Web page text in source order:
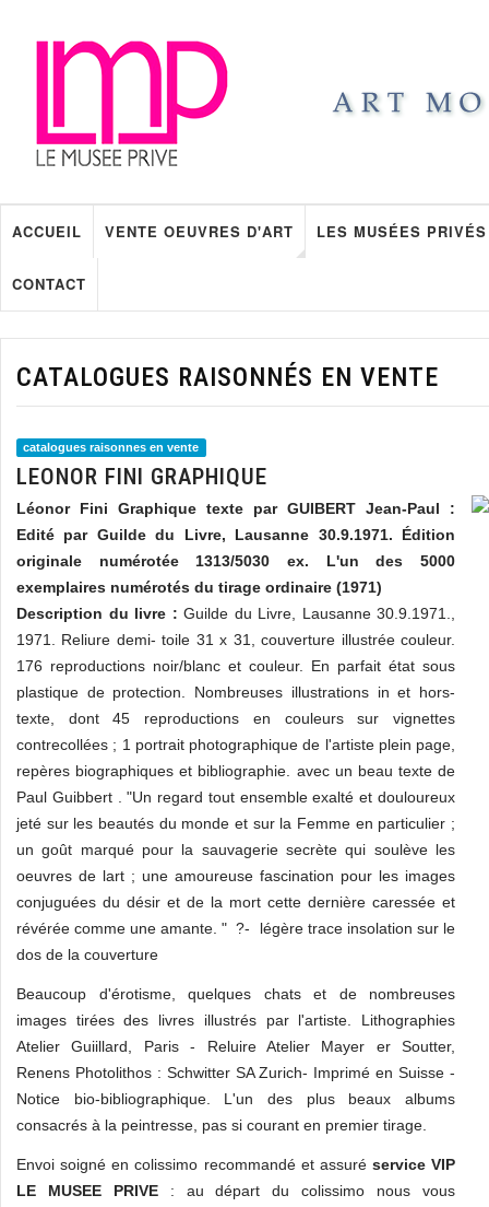
ACCUEIL VENTE OEUVRES D'ART LES MUSÉES PRIVÉS
CONTACT
CATALOGUES RAISONNÉS EN VENTE
catalogues raisonnes en vente
LEONOR FINI GRAPHIQUE
Léonor Fini Graphique texte par GUIBERT Jean-Paul :
Edité par Guilde du Livre, Lausanne 30.9.1971. Édition
originale numérotée 1313/5030 ex. L'un des 5000
exemplaires numérotés du tirage ordinaire (1971)
Description du livre : Guilde du Livre, Lausanne 30.9.1971.,
1971. Reliure demi- toile 31 x 31, couverture illustrée couleur.
176 reproductions noir/blanc et couleur. En parfait état sous
plastique de protection. Nombreuses illustrations in et hors-
texte, dont 45 reproductions en couleurs sur vignettes
contrecollées ; 1 portrait photographique de l'artiste plein page,
repères biographiques et bibliographie. avec un beau texte de
Paul Guibbert . "Un regard tout ensemble exalté et douloureux
jeté sur les beautés du monde et sur la Femme en particulier ;
un goût marqué pour la sauvagerie secrète qui soulève les
oeuvres de lart ; une amoureuse fascination pour les images
conjuguées du désir et de la mort cette dernière caressée et
révérée comme une amante. " ?- légère trace insolation sur le
dos de la couverture
Beaucoup d'érotisme, quelques chats et de nombreuses
images tirées des livres illustrés par l'artiste. Lithographies
Atelier Guiillard, Paris - Reluire Atelier Mayer er Soutter,
Renens Photolithos : Schwitter SA Zurich- Imprimé en Suisse -
Notice bio-bibliographique. L'un des plus beaux albums
consacrés à la peintresse, pas si courant en premier tirage.
Envoi soigné en colissimo recommandé et assuré service VIP
LE MUSEE PRIVE: au départ du colissimo nous vous